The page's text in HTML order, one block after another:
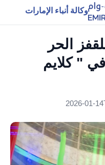
وكالة أنباء الإمارات
الحر
" كلايم
2026-01-